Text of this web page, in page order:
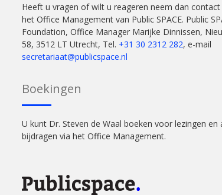
Heeft u vragen of wilt u reageren neem dan
het Office Management van Public SPACE. Public
Foundation, Office Manager Marijke Dinnissen,
58, 3512 LT Utrecht, Tel. +31 30 2312 282, e-mail
secretariaat@publicspace.nl
Boekingen
U kunt Dr. Steven de Waal boeken voor lezingen en
bijdragen via het Office Management.